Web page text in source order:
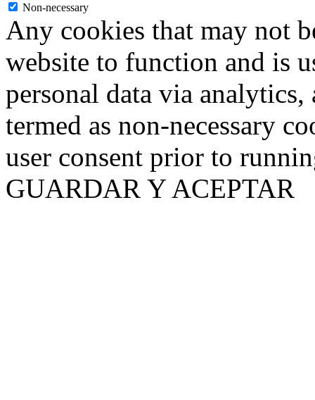
Non-necessary
Any cookies that may not
website to function and is
personal data via analytics,
termed as non-necessary
user consent prior to
GUARDAR Y ACEPTAR